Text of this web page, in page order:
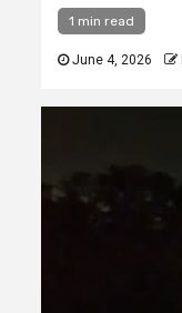
1 min read
June 4, 2026